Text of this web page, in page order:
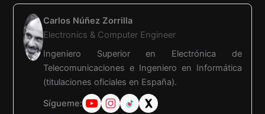
Carlos Núñez Zorrilla
Electronics & Computer Engineer
Ingeniero Superior en Electrónica de
Telecomunicaciones e Ingeniero en Informática
(titulaciones oficiales en España).
Sígueme: